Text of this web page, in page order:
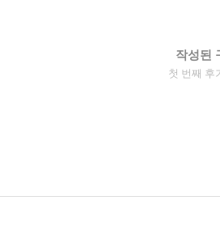
작성된
첫 번째 후